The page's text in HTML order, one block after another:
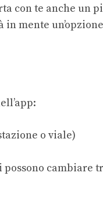
con te anche un
mente
o viale)
cambiare